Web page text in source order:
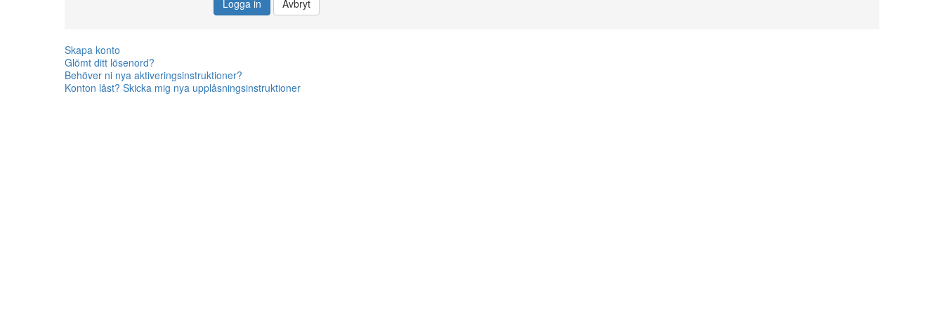
Logga in Avbryt
Skapa konto
Glömt ditt lösenord?
Behöver ni nya aktiveringsinstruktioner?
Konton låst? Skicka mig nya upplåsningsinstruktioner